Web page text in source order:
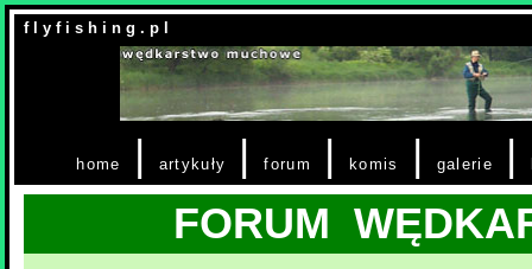
f l y f i s h i n g . p l
home | artykuły |forum | komis | galerie |
FORUM